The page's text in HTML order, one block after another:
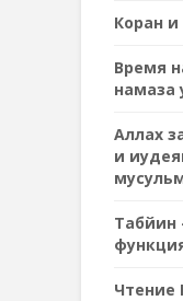
Коран и
Время
намаза
Аллах
и
Табйин
Чтение